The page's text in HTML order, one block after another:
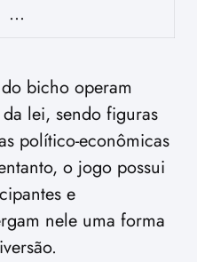
…
bicho operam
lei, sendo figuras
político-econômicas
o jogo possui
e
nele uma forma